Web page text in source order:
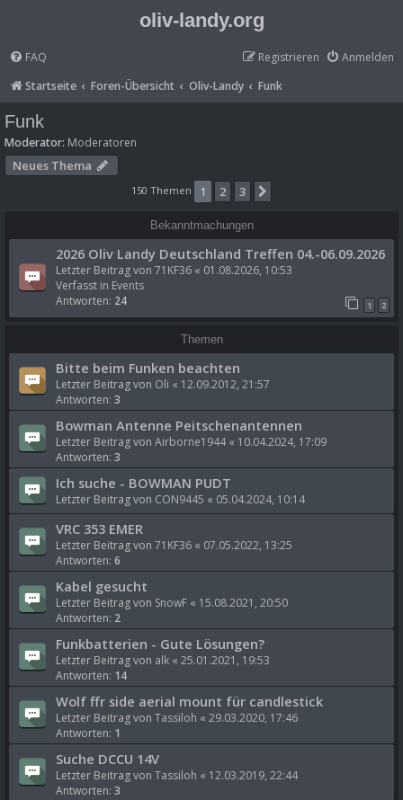
oliv-landy.org
FAQ Anmelden
Registrieren
Startseite
Foren-Übersicht Oliv-Landy Funk
Funk
Moderator: Moderatoren
Neues Thema
150 Themen 1 2 3
Bekanntmachungen
2026 Oliv Landy Deutschland Treffen 04.-06.09.2026
Letzter Beitrag von 71KF36 « 01.08.2026, 10:53
Verfasst in Events
Antworten: 24 1 2
Themen
Bitte beim Funken beachten
Letzter Beitrag von Oli « 12.09.2012, 21:57
Antworten: 3
Bowman Antenne Peitschenantennen
Letzter Beitrag von Airborne1944 « 10.04.2024, 17:09
Antworten: 3
Ich suche - BOWMAN PUDT
Letzter Beitrag von CON9445 « 05.04.2024, 10:14
VRC 353 EMER
Letzter Beitrag von 71KF36 « 07.05.2022, 13:25
Antworten: 6
Kabel gesucht
Letzter Beitrag von SnowF « 15.08.2021, 20:50
Antworten: 2
Funkbatterien - Gute Lösungen?
Letzter Beitrag von alk « 25.01.2021, 19:53
Antworten: 14
Wolf ffr side aerial mount für candlestick
Letzter Beitrag von Tassiloh « 29.03.2020, 17:46
Antworten: 1
Suche DCCU 14V
Letzter Beitrag von Tassiloh « 12.03.2019, 22:44
Antworten: 3